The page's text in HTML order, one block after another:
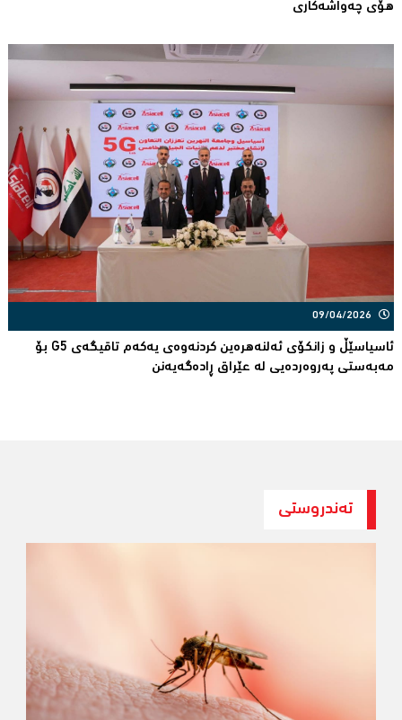
هۆی چەواشەكاری
09/04/2026
ئاسیاسێڵ و زانکۆی ئەلنەهرەین کردنەوەی یەکەم تاقیگەی G5 بۆ
مەبەستی پەروەردەیی لە عێراق ڕادەگەیەنن
تەندروستی